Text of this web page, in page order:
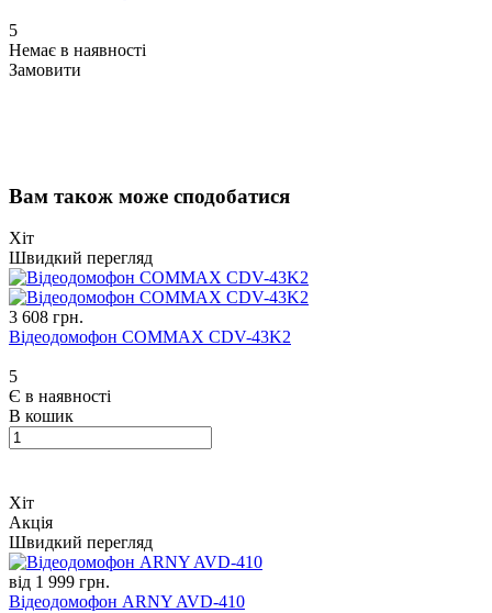
5
Немає в наявності
Замовити
Вам також може сподобатися
Хіт
Швидкий перегляд
3 608 грн.
Відеодомофон COMMAX CDV-43K2
5
Є в наявності
В кошик
Хіт
Акція
Швидкий перегляд
від 1 999 грн.
Відеодомофон ARNY AVD-410